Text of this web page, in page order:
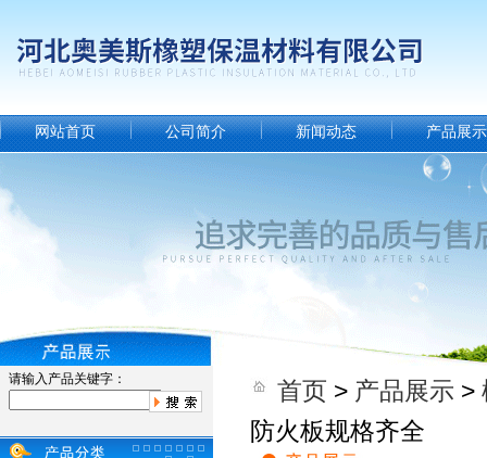
网站首页 公司简介 新闻动态 产品展示
请输入产品关键字： 首页 > 产品展示 >
防火板规格齐全